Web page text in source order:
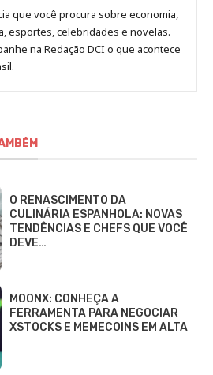
que você procura sobre economia,
esportes, celebridades e novelas.
na Redação DCI o que acontece
O RENASCIMENTO DA
CULINÁRIA ESPANHOLA: NOVAS
TENDÊNCIAS E CHEFS QUE VOCÊ
DEVE…
MOONX: CONHEÇA A
FERRAMENTA PARA NEGOCIAR
XSTOCKS E MEMECOINS EM ALTA